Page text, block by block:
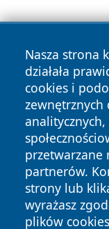
Nasza strona
działała
cookies i
zewnętrznych
przetwarzane
partnerów.
strony lub
wyrażasz
plików
Copyright © 2026
zastrzeżone.
News Autorzy